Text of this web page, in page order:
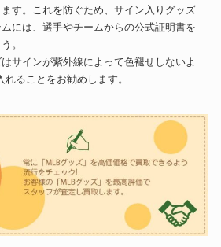
す。これを防ぐため、サイン入りグッズ
には、選手やチームからの公式証明書を
。
サインが紫外線によって色褪せしないよ
ることをお勧めします。